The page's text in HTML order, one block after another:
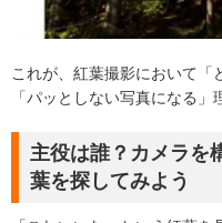
これが、紅葉撮影において「
「パッとしない写真になる」
主役は誰？カメラを
葉を探してみよう